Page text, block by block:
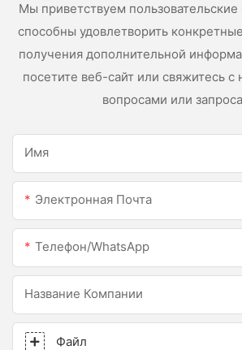
Мы приветствуем
способны удовлетворить
получения дополнительной
посетите веб-сайт или свяжитесь
вопросами или
Имя
Электронная Почта
Телефон/WhatsApp
Название Компании
Файл